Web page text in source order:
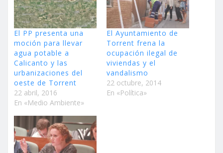
El PP presenta una
moción para llevar
agua potable a
Calicanto y las
urbanizaciones del
oeste de Torrent
22 abril, 2016
En «Medio Ambiente»
El Ayuntamiento de
Torrent frena la
ocupación ilegal de
viviendas y el
vandalismo
22 octubre, 2014
En «Política»